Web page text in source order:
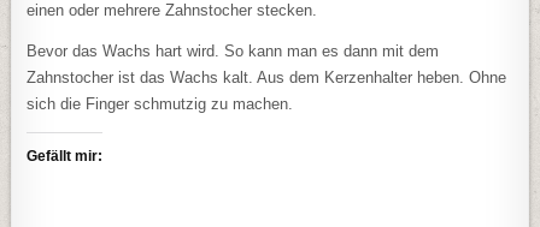
einen oder mehrere Zahnstocher stecken.
Bevor das Wachs hart wird. So kann man es dann mit dem
Zahnstocher ist das Wachs kalt. Aus dem Kerzenhalter heben. Ohne
sich die Finger schmutzig zu machen.
Gefällt mir: